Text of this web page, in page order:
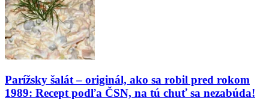
Parížsky šalát – originál, ako sa robil pred rokom
1989: Recept podľa ČSN, na tú chuť sa nezabúda!